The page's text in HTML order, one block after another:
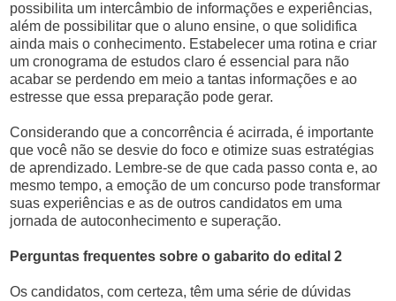
possibilita um intercâmbio de informações e experiências,
além de possibilitar que o aluno ensine, o que solidifica
ainda mais o conhecimento. Estabelecer uma rotina e criar
um cronograma de estudos claro é essencial para não
acabar se perdendo em meio a tantas informações e ao
estresse que essa preparação pode gerar.
Considerando que a concorrência é acirrada, é importante
que você não se desvie do foco e otimize suas estratégias
de aprendizado. Lembre-se de que cada passo conta e, ao
mesmo tempo, a emoção de um concurso pode transformar
suas experiências e as de outros candidatos em uma
jornada de autoconhecimento e superação.
Perguntas frequentes sobre o gabarito do edital 2
Os candidatos, com certeza, têm uma série de dúvidas